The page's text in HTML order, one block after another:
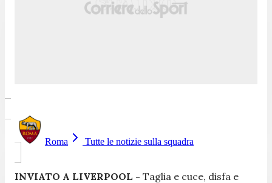
Roma Tutte le notizie sulla squadra
INVIATO A LIVERPOOL - Taglia e cuce, disfa e